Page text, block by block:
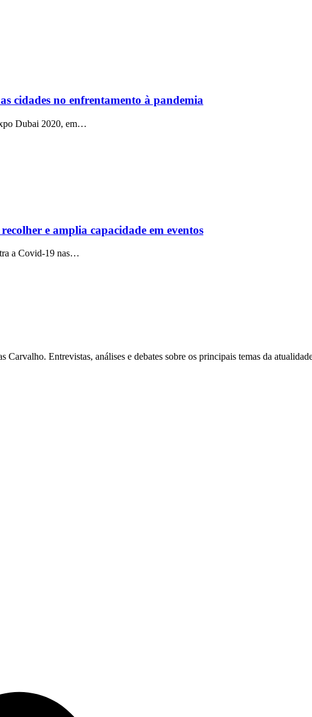
cidades no enfrentamento à pandemia
Dubai 2020, em…
e amplia capacidade em eventos
a Covid-19 nas…
Carvalho. Entrevistas, análises e debates sobre os principais temas da